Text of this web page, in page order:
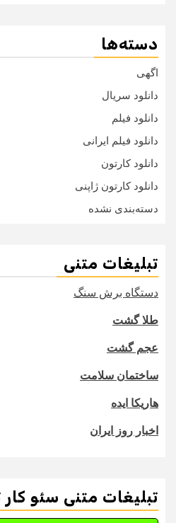
دسته‌ها
اگهی
دانلود سریال
دانلود فیلم
دانلود فیلم ایرانی
دانلود کارتون
دانلود کارتون ژاپنی
دسته‌بندی نشده
تبلیغات متنی
دستگاه برش سنگ
طلا گشت
عجم گشت
ساختمان سلامت
هاریکا ایده
اخبار روز ایران
تبلیغات متنی سئو